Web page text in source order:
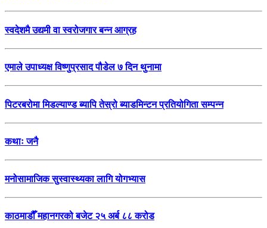
स्वदेशमै उद्यमी वा स्वरोजगार बन्न आग्रह
एमाले उपाध्यक्ष विष्णुप्रसाद पौडेल ७ दिन थुनामा
पिटरबरोमा मिडल्याण्ड ब्यापि तेस्रो ब्याडमिन्टन प्रतियोगिता सम्पन्न
कथाः जनै
मनोसामाजिक सुस्वास्थ्यका लागि योगभ्यास
काठमाडौँ महानगरको बजेट २५ अर्ब ८८ करोड